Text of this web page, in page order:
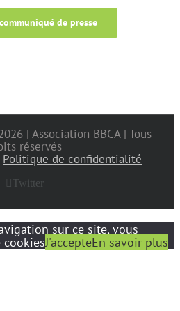
de presse
| Association BBCA | Tous
réservés
Politique de confidentialité
Twitter
sur ce site, vous
J'accepteEn savoir plus